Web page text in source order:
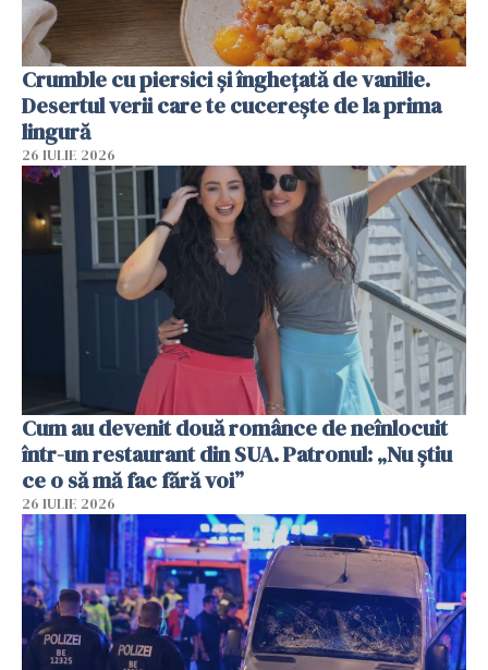
Crumble cu piersici și înghețată de vanilie.
Desertul verii care te cucerește de la prima
lingură
26 IULIE 2026
Cum au devenit două românce de neînlocuit
într-un restaurant din SUA. Patronul: „Nu știu
ce o să mă fac fără voi”
26 IULIE 2026